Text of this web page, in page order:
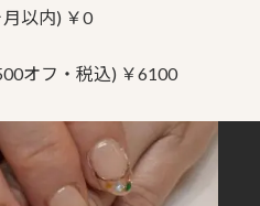
以内) ￥0
オフ・税込) ￥6100